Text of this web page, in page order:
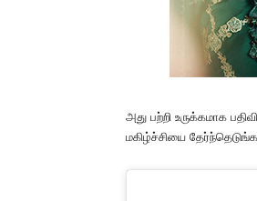
அது பற்றி உருக்கமாக
மகிழ்ச்சியை